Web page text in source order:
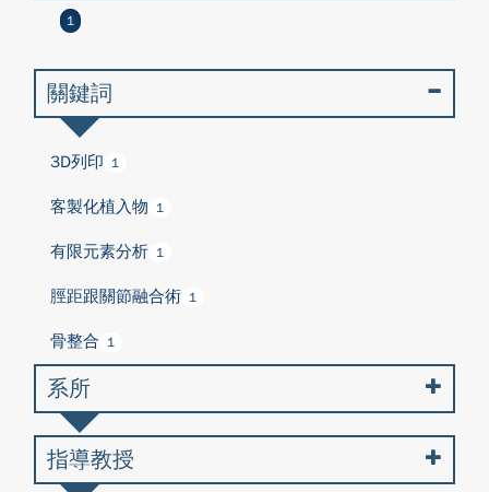
1
關鍵詞
3D列印 1
客製化植入物 1
有限元素分析 1
脛距跟關節融合術 1
骨整合 1
系所
指導教授